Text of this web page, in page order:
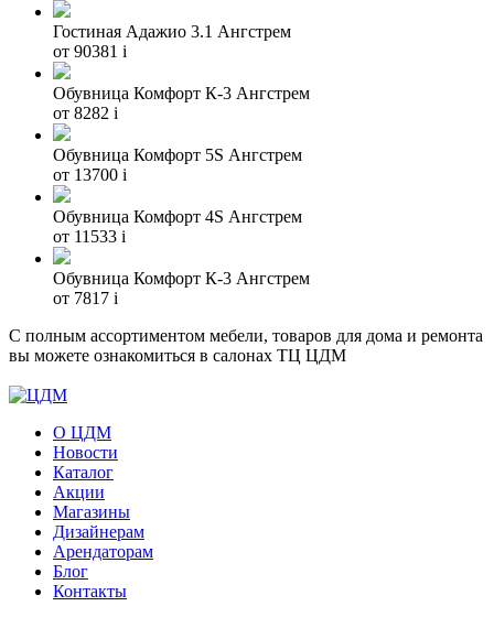
Гостиная Адажио 3.1 Ангстрем
от 90381 i
Обувница Комфорт К-3 Ангстрем
от 8282 i
Обувница Комфорт 5S Ангстрем
от 13700 i
Обувница Комфорт 4S Ангстрем
от 11533 i
Обувница Комфорт К-3 Ангстрем
от 7817 i
С полным ассортиментом мебели, товаров для дома и ремонта
вы можете ознакомиться в салонах ТЦ ЦДМ
О ЦДМ
Новости
Каталог
Акции
Магазины
Дизайнерам
Арендаторам
Блог
Контакты